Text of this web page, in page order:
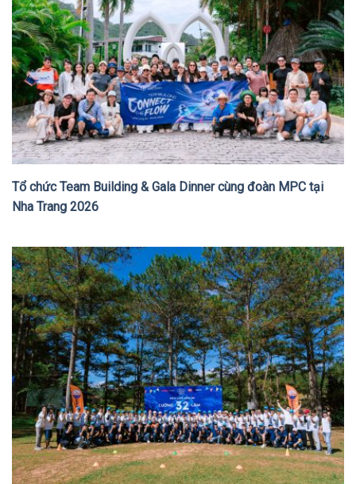
Tổ chức Team Building & Gala Dinner cùng đoàn MPC tại
Nha Trang 2026